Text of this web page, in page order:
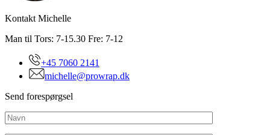
Kontakt Michelle
Man til Tors: 7-15.30 Fre: 7-12
+45 7060 2141
michelle@prowrap.dk
Send forespørgsel